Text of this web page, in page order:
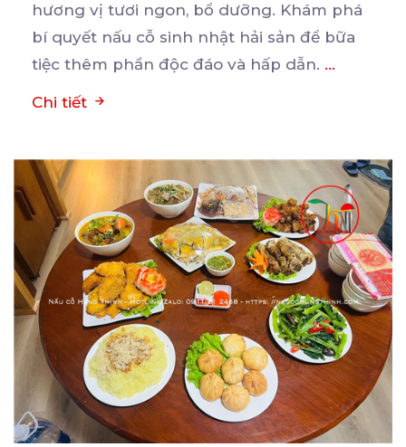
hương vị tươi ngon, bổ dưỡng. Khám phá
bí quyết nấu cỗ sinh nhật hải sản để bữa
tiệc thêm phần độc đáo và hấp dẫn. ...
Chi tiết